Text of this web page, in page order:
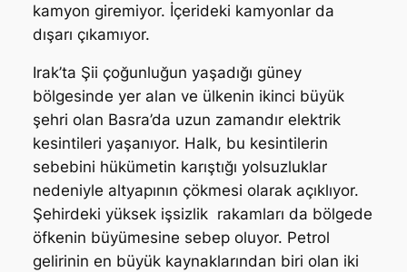
kamyon giremiyor. İçerideki kamyonlar da
dışarı çıkamıyor.
Irak’ta Şii çoğunluğun yaşadığı güney
bölgesinde yer alan ve ülkenin ikinci büyük
şehri olan Basra’da uzun zamandır elektrik
kesintileri yaşanıyor. Halk, bu kesintilerin
sebebini hükümetin karıştığı yolsuzluklar
nedeniyle altyapının çökmesi olarak açıklıyor.
Şehirdeki yüksek işsizlik rakamları da bölgede
öfkenin büyümesine sebep oluyor. Petrol
gelirinin en büyük kaynaklarından biri olan iki